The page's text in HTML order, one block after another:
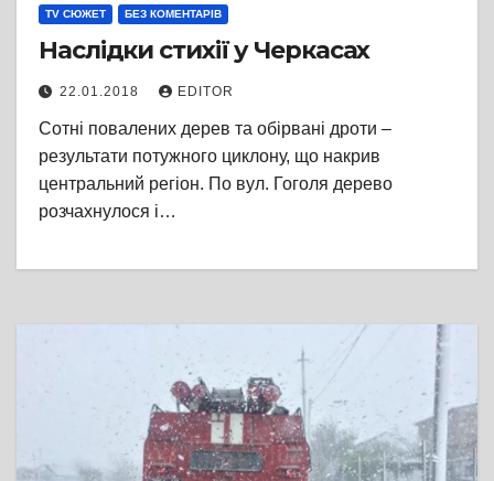
TV СЮЖЕТ БЕЗ КОМЕНТАРІВ
Наслідки стихії у Черкасах
22.01.2018 EDITOR
Сотні повалених дерев та обірвані дроти –
результати потужного циклону, що накрив
центральний регіон. По вул. Гоголя дерево
розчахнулося і…